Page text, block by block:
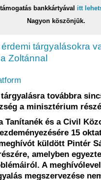
bankkártyával itt
Nagyon köszönjük.
tárgyalásokra
Zoltánnal
továbbra
a minisztérium
Tanítanék és a Civil
15
küldött Pintér
amelyben
A
megszervezése